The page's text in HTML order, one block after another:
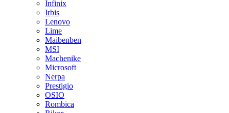
Infinix
Irbis
Lenovo
Lime
Maibenben
MSI
Machenike
Microsoft
Nerpa
Prestigio
OSIO
Rombica